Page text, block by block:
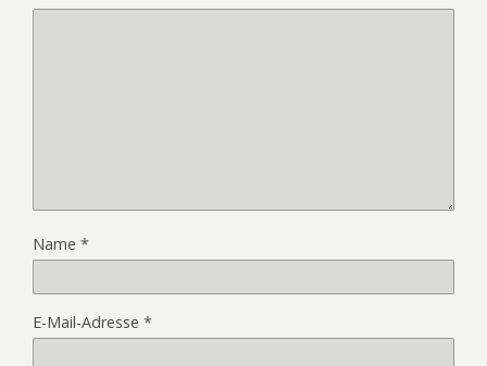
Name *
E-Mail-Adresse *